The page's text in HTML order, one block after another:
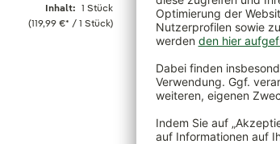
Inhalt: 1 Stück
(119,99 €* / 1 Stück)